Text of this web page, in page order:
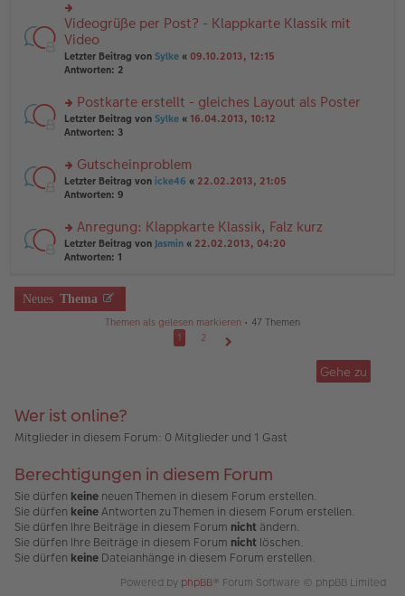
n
er
B
ei
tr
a
u
n
g
el
es
er
B
ei
a
g
rs
te
r
u
n
el
es
e
B
ei
tr
g
Videogrüße per Post? - Klappkarte Klassik mit
Video
Letzter Beitrag von Sylke « 09.10.2013, 12:15
Antworten: 2
rs
te
n
g
el
e
n
er
tr
a
Postkarte erstellt - gleiches Layout als Poster
Letzter Beitrag von Sylke « 16.04.2013, 10:12
Antworten: 3
rs
te
n
g
el
e
n
er
Gutscheinproblem
Letzter Beitrag von icke46 « 22.02.2013, 21:05
Antworten: 9
rs
te
n
g
tr
a
g
Anregung: Klappkarte Klassik, Falz kurz
Letzter Beitrag von Jasmin « 22.02.2013, 04:20
Antworten: 1
Neues Thema
Themen als gelesen markieren • 47 Themen
1
2
Gehe zu
Wer ist online?
Mitglieder in diesem Forum: 0 Mitglieder und 1 Gast
Berechtigungen in diesem Forum
Sie dürfen keine neuen Themen in diesem Forum erstellen.
Sie dürfen keineAntworten zu Themen in diesem Forum erstellen.
Sie dürfen Ihre Beiträge in diesem Forum nicht ändern.
Sie dürfen Ihre Beiträge in diesem Forum nicht löschen.
Sie dürfen keine Dateianhänge in diesem Forum erstellen.
Powered by phpBB® Forum Software © phpBB Limited